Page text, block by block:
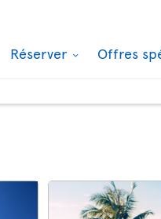
Réserver Offres